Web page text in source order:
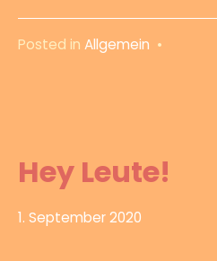
Posted in Allgemein •
Hey Leute!
1. September 2020